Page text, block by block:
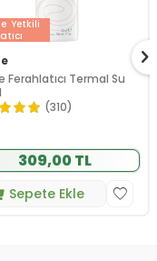
Yetkili
Ferahlatıcı Termal Su
(310)
309,00 TL
Sepete Ekle